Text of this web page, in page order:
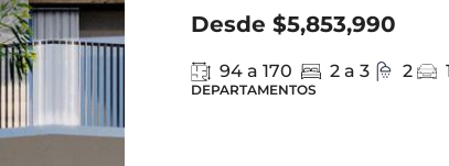
Desde$5,853,990
94 a 170 2 a 3 2
DEPARTAMENTOS